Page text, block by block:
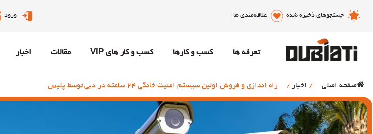
جستجوهای ذخیره شده علاقه‌مندی ها ورود
تعرفه ها کسب و کارها کسب و کار های VIP مقالات اخبار
صفحه اصلی / اخبار / راه اندازی و فروش اولین سیستم امنیت خانگی 24 ساعته در دبی توسط پلیس